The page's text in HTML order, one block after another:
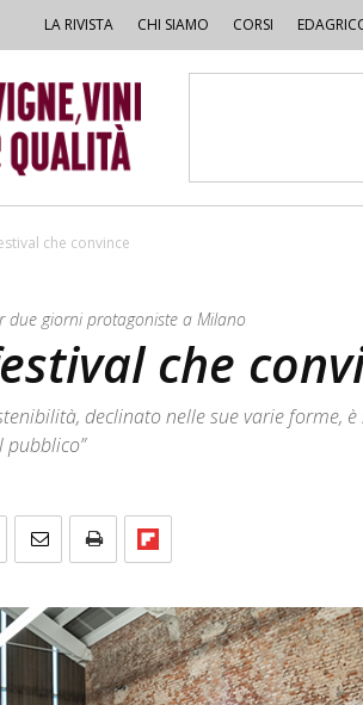
LA RIVISTA CHI SIAMO CORSI
che convince
due giorni protagoniste a Milano
che
declinato nelle sue varie forme,